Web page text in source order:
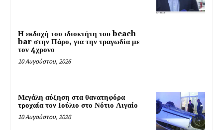
Η εκδοχή του ιδιοκτήτη του beach
bar στην Πάρο, για την τραγωδία με
τον 4χρονο
10 Αυγούστου, 2026
Μεγάλη αύξηση στα θανατηφόρα
τροχαία τον Ιούλιο στο Νότιο Αιγαίο
10 Αυγούστου, 2026